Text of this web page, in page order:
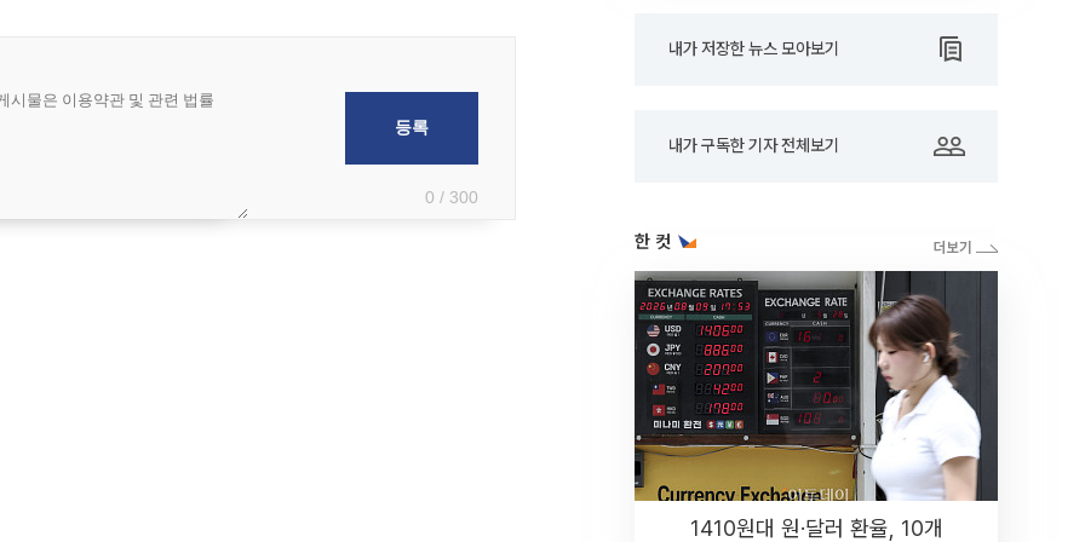
0 / 300
내가 저장한 뉴스 모아보기
내가 구독한 기자 전체보기
한 컷
1410원대 원·달러 환율, 10개